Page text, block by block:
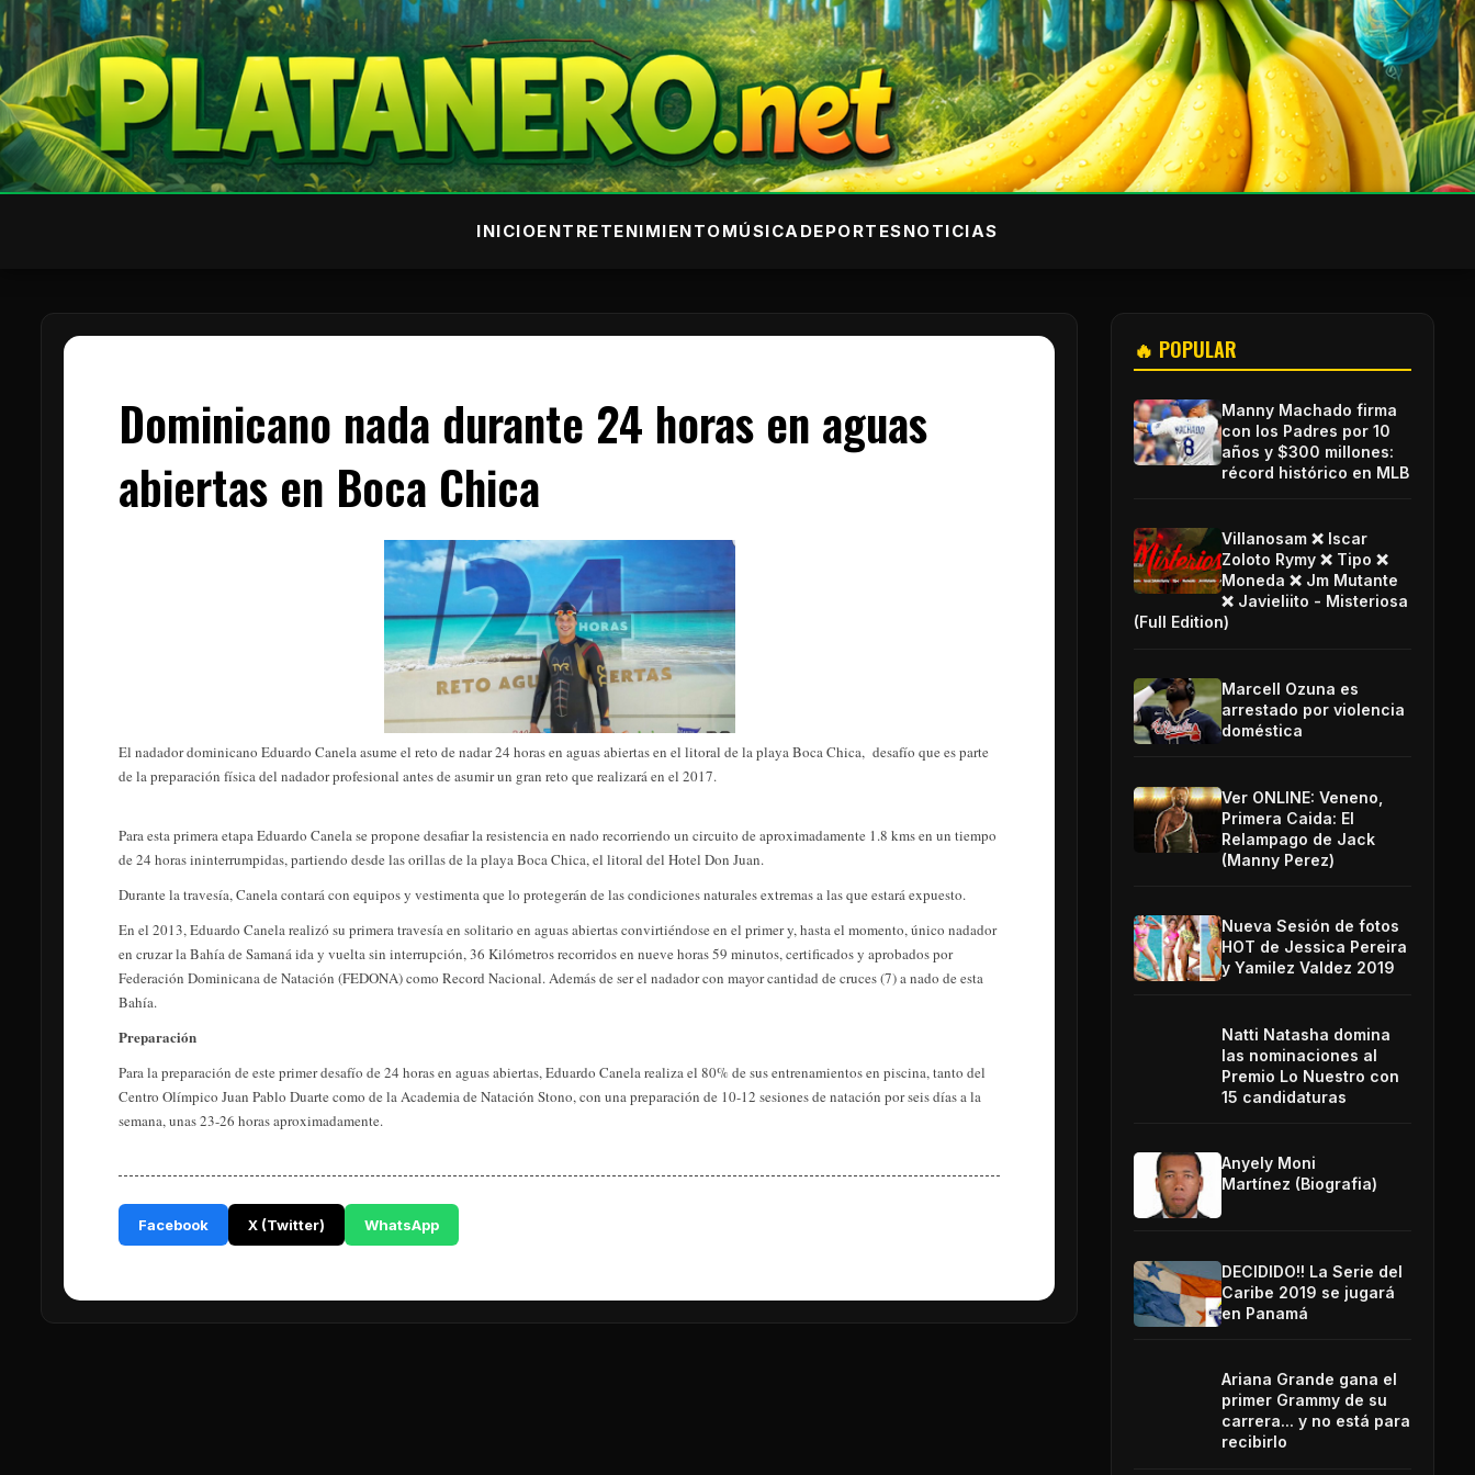
INICIOENTRETENIMIENTOMÚSICA DEPORTESNOTICIAS
Dominicano nada durante 24 horas en aguas
abiertas en Boca Chica
El nadador dominicano Eduardo Canela asume el reto de nadar 24 horas en aguas abiertas en el litoral de la playa Boca Chica, desafío que es parte
de la preparación física del nadador profesional antes de asumir un gran reto que realizará en el 2017.
Para esta primera etapa Eduardo Canela se propone desafiar la resistencia en nado recorriendo un circuito de aproximadamente 1.8 kms en un tiempo
de 24 horas ininterrumpidas, partiendo desde las orillas de la playa Boca Chica, el litoral del Hotel Don Juan.
Durante la travesía, Canela contará con equipos y vestimenta que lo protegerán de las condiciones naturales extremas a las que estará expuesto.
En el 2013, Eduardo Canela realizó su primera travesía en solitario en aguas abiertas convirtiéndose en el primer y, hasta el momento, único nadador
en cruzar la Bahía de Samaná ida y vuelta sin interrupción, 36 Kilómetros recorridos en nueve horas 59 minutos, certificados y aprobados por
Federación Dominicana de Natación (FEDONA) como Record Nacional. Además de ser el nadador con mayor cantidad de cruces (7) a nado de esta
Bahía.
Preparación
Para la preparación de este primer desafío de 24 horas en aguas abiertas, Eduardo Canela realiza el 80% de sus entrenamientos en piscina, tanto del
Centro Olímpico Juan Pablo Duarte como de la Academia de Natación Stono, con una preparación de 10-12 sesiones de natación por seis días a la
semana, unas 23-26 horas aproximadamente.
Facebook X (Twitter) WhatsApp
🔥 POPULAR
Manny Machado firma
con los Padres por 10
años y $300 millones:
récord histórico en MLB
Villanosam ❌ Iscar
Zoloto Rymy ❌ Tipo ❌
Moneda ❌ Jm Mutante
❌ Javieliito - Misteriosa
(Full Edition)
Marcell Ozuna es
arrestado por violencia
doméstica
Ver ONLINE: Veneno,
Primera Caida: El
Relampago de Jack
(Manny Perez)
Nueva Sesión de fotos
HOT de Jessica Pereira
y Yamilez Valdez 2019
Natti Natasha domina
las nominaciones al
Premio Lo Nuestro con
15 candidaturas
Anyely Moni
Martínez (Biografia)
DECIDIDO!! La Serie del
Caribe 2019 se jugará
en Panamá
Ariana Grande gana el
primer Grammy de su
carrera... y no está para
recibirlo